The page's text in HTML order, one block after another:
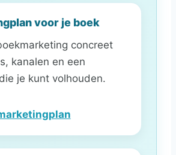
voor je boek
concreet
kanalen en een
je kunt volhouden.